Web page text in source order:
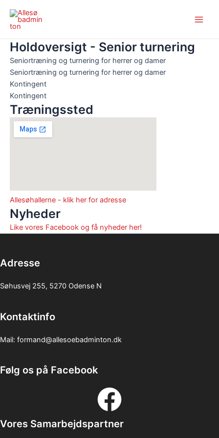
indholdet
Holdoversigt - Senior turnering
Seniortræning og turnering for herrer og damer
Seniortræning og turnering for herrer og damer
Kontingent
Kontingent
Træningssted
Allesøhallerne - klik her for adresse
Nyheder
Like vores Facebook og få nyheder her!
Adresse
Søhusvej 255, 5270 Odense N
Kontaktinfo
Mail: formand@allesoebadminton.dk
Følg os på Facebook
Vores Samarbejdspartner